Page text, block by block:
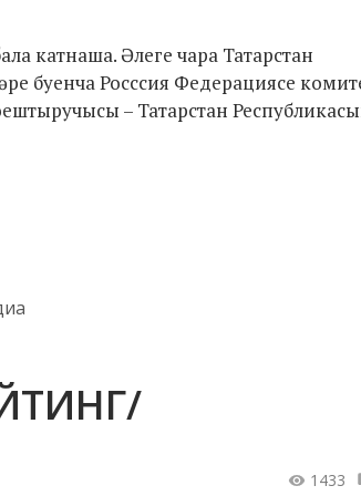
катнаша. Әлеге чара Татарстан
буенча Росссия Федерациясе
– Татарстан
1433